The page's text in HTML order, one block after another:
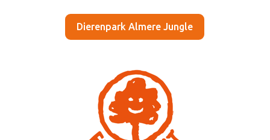
Dierenpark Almere Jungle